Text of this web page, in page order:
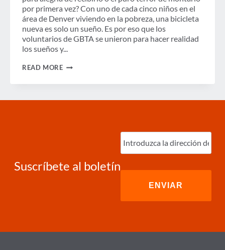
por primera vez? Con uno de cada cinco niños en el
área de Denver viviendo en la pobreza, una bicicleta
nueva es solo un sueño. Es por eso que los
voluntarios de GBTA se unieron para hacer realidad
los sueños y...
READ MOREGBTA
Suscríbete al boletín
Ingrese
correo
electrónico